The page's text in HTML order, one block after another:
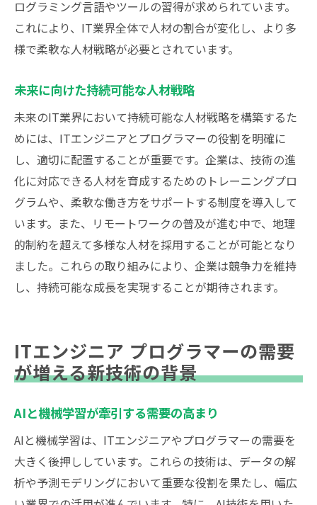
ログラミング言語やツールの習得が求められています。
これにより、IT業界全体で人材の割合が変化し、より多
様で柔軟な人材戦略が必要とされています。
未来に向けた持続可能な人材戦略
未来のIT業界において持続可能な人材戦略を構築するた
めには、ITエンジニアとプログラマーの役割を明確に
し、適切に配置することが重要です。企業は、技術の進
化に対応できる人材を育成するためのトレーニングプロ
グラムや、柔軟な働き方をサポートする制度を導入して
います。また、リモートワークの普及が進む中で、地理
的制約を超えて多様な人材を採用することが可能となり
ました。これらの取り組みにより、企業は競争力を維持
し、持続可能な成長を実現することが期待されます。
ITエンジニア プログラマーの需要
が増える新技術の背景
AIと機械学習が牽引する需要の高まり
AIと機械学習は、ITエンジニアやプログラマーの需要を
大きく後押ししています。これらの技術は、データの解
析や予測モデリングにおいて重要な役割を果たし、幅広